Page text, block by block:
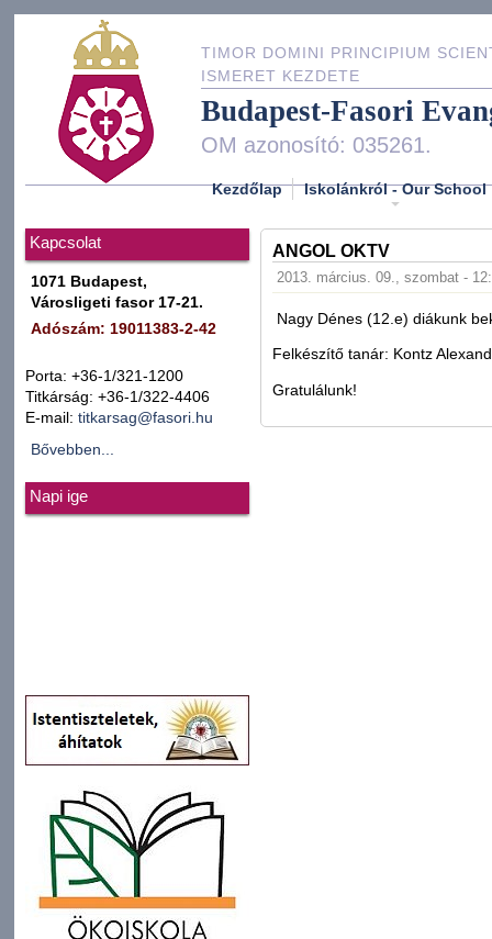
TIMOR DOMINI PRINCIPIUM
ISMERET KEZDETE
Budapest-Fasori
OM azonosító: 035261.
Kezdőlap Iskolánkról - Our School
Kapcsolat
1071 Budapest,
Városligeti fasor 17-21.
Adószám: 19011383-2-42
Porta: +36-1/321-1200
Titkárság: +36-1/322-4406
E-mail: titkarsag@fasori.hu
Bővebben...
Napi ige
ANGOL OKTV
2013. március. 09., szombat -
Nagy Dénes (12.e) diákunk
Felkészítő tanár: Kontz
Gratulálunk!